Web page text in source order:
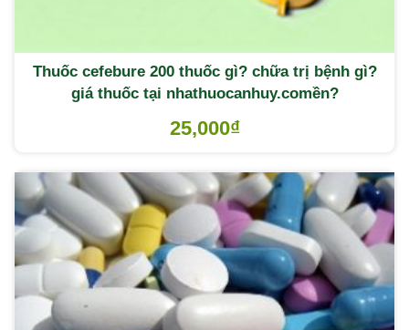
Thuốc cefebure 200 thuốc gì? chữa trị bệnh gì?
giá thuốc tại nhathuocanhuy.comền?
25,000₫